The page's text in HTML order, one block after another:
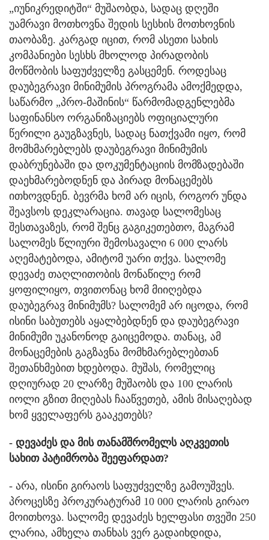
„იუნიკრედიტში“ მუშაობდა, სადაც დღეში
უამრავი მოთხოვნა შედის სესხის მოთხოვნის
თაობაზე. კარგად იცით, რომ ასეთი სახის
კომპანიები სესხს მხოლოდ პირადობის
მოწმობის საფუძველზე გასცემენ. როდესაც
დაუბეგრავი მინიმუმის პროგრამა ამოქმედდა,
საწარმო „პრო-მაშინის“ წარმომადგენლებმა
საფინანსო ორგანიზაციებს ოფიციალური
წერილი გაუგზავნეს, სადაც ნათქვამი იყო, რომ
მომხმარებლებს დაუბეგრავი მინიმუმის
დაბრუნებაში და დოკუმენტაციის მომზადებაში
დაეხმარებოდნენ და პირად მონაცემებს
ითხოვდნენ. ბევრმა ხომ არ იცის, როგორ უნდა
შეავსოს დეკლარაცია. თავად სალომესაც
შესთავაზეს, რომ შენც გაგიკეთებთო, მაგრამ
სალომეს წლიური შემოსავალი 6 000 ლარს
აღემატებოდა, ამიტომ უარი თქვა. სალომე
დევაძე თაღლითობის მონაწილე რომ
ყოფილიყო, თვითონაც ხომ მიიღებდა
დაუბეგრავ მინიმუმს? სალომემ არ იცოდა, რომ
ისინი საბუთებს აყალბებდნენ და დაუბეგრავი
მინიმუმი უკანონოდ გაიცემოდა. თანაც, ამ
მონაცემების გაგზავნა მომხმარებლებთან
შეთანხმებით ხდებოდა. მუშას, რომელიც
დღიურად 20 ლარზე მუშაობს და 100 ლარის
იოლი გზით მიღებას ჩააწვეთებ, ამის მისაღებად
ხომ ყველაფერს გააკეთებს?
- დევაძეს და მის თანამშრომელს აღკვეთის
სახით პატიმრობა შეეფარდათ?
- არა, ისინი გირაოს საფუძველზე გამოუშვეს.
პროცესზე პროკურატურამ 10 000 ლარის გირაო
მოითხოვა. სალომე დევაძეს ხელფასი თვეში 250
ლარია, ამხელა თანხას ვერ გადაიხდიდა,